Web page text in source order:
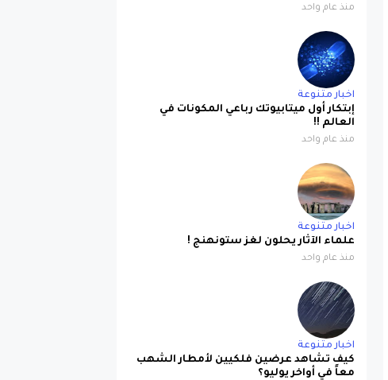
منذ عام واحد
اخبار متنوعة
إبتكار أول ميتابيوتك رباعي المكونات في
العالم !!
منذ عام واحد
اخبار متنوعة
علماء الآثار يحلون لغز ستونهنج !
منذ عام واحد
اخبار متنوعة
كيف تشاهد عرضين فلكيين لأمطار الشهب
معاً في أواخر يوليو؟